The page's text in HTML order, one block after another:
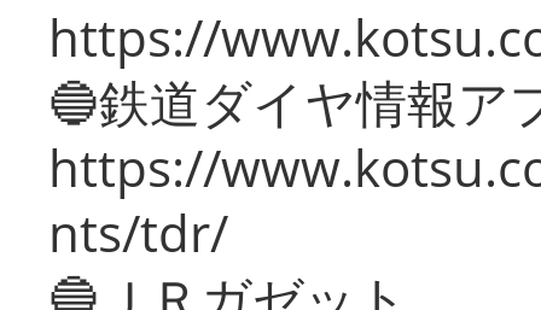
https://
🔵鉄道ダイヤ情報ア
https://
nts/tdr/